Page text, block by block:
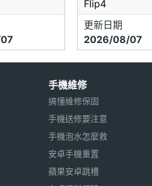
Flip4
更新日期
2026/08/07
手機維修
搞懂維修保固
手機送修要注意
手機泡水怎麼救
安卓手機重置
蘋果安卓跳槽